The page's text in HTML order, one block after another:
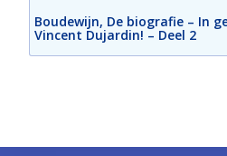
Boudewijn, De biografie – In
Vincent Dujardin! – Deel 2